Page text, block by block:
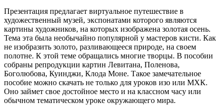
Презентация предлагает виртуальное путешествие в
художественный музей, экспонатами которого являются
картины художников, на которых изображена золотая осень.
Тема эта была необычайно популярной у мастеров кисти. Как
не изобразить золото, разливающееся природе, на своем
полотне. К этой теме обращались многие творцы. В пособии
собраны репродукции картин Левитана, Поленова,
Боголюбова, Куинджи, Клода Моне. Такое замечательное
пособие можно скачать не только для уроков изо или МХК.
Оно займет свое достойное место и на классном часу или
обычном тематическом уроке окружающего мира.